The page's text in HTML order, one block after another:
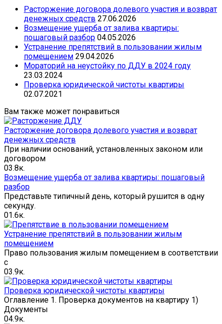
Расторжение договора долевого участия и возврат
денежных средств 27.06.2026
Возмещение ущерба от залива квартиры:
пошаговый разбор 04.05.2026
Устранение препятствий в пользовании жилым
помещением 29.04.2026
Mораторий на неустойку по ДДУ в 2024 году
23.03.2024
Проверка юридической чистоты квартиры
02.07.2021
Вам также может понравиться
Расторжение договора долевого участия и возврат
денежных средств
При наличии оснований, установленных законом или
договором
03.8к.
Возмещение ущерба от залива квартиры: пошаговый
разбор
Представьте типичный день, который рушится в одну
секунду.
01.6к.
Устранение препятствий в пользовании жилым
помещением
Право пользования жилым помещением в соответствии
с
03.9к.
Проверка юридической чистоты квартиры
Оглавление 1. Проверка документов на квартиру 1)
Документы
04.9к.